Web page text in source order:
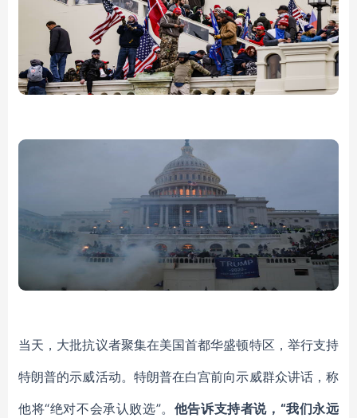
当天，大批抗议者聚集在美国首都华盛顿特区，举行支持
特朗普的示威活动。特朗普在白宫前向示威群众讲话，称
他将“绝对不会承认败选”。 他告诉支持者说， “我们永远